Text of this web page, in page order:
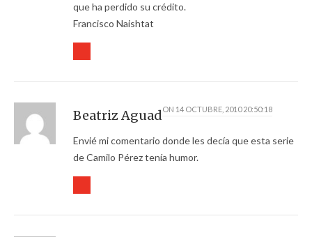
que ha perdido su crédito.
Francisco Naishtat
Beatriz AguadON 14 OCTUBRE, 2010 20:50:18
Envié mi comentario donde les decía que esta serie
de Camilo Pérez tenía humor.